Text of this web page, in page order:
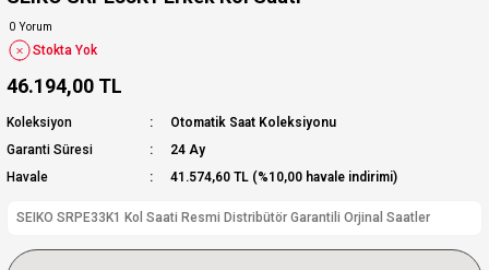
0 Yorum
Stokta Yok
46.194,00 TL
Koleksiyon
Otomatik Saat Koleksiyonu
Garanti Süresi
24 Ay
Havale
41.574,60 TL (%10,00 havale indirimi)
SEIKO SRPE33K1 Kol Saati Resmi Distribütör Garantili Orjinal Saatler